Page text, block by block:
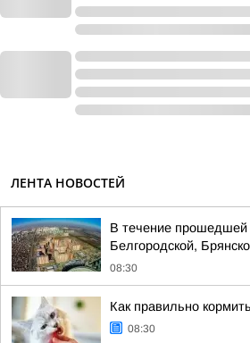
ЛЕНТА НОВОСТЕЙ
В течение прошедшей
Белгородской,
08:30
Как правильно
08:30